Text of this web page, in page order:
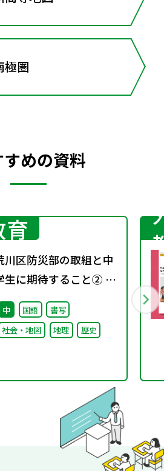
極圏
すめの資料
川区防災部の取組と中
生に期待すること② ～
り組み編～
中 国語
書写
社会・地図
地理 歴史